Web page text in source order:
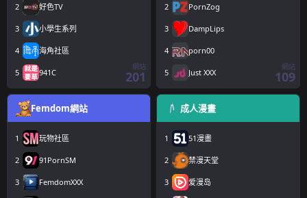
2 好色TV
3 小學生系列
4 海角社區
5 941C
網站
201
2 PornZog
3 DampLips
4 porn00
5 Just XXX
網站
109
Femdom網站
1 玩物社區
2 91PornSM
3 FemdomXXX
成人漫畫
1 51漫畫
2 禁漫天堂
3 爱漫岛